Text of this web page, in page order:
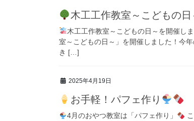
木工工作教室～こどもの日
木工工作教室～こどもの日～を開催しま
室～こどもの日～」を開催しました！今
き […]
2025年4月19日
お手軽！パフェ作り
4月のおやつ教室は「パフェ作り」